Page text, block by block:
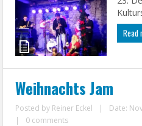
Read
Weihnachts Jam
Posted by Reiner Eckel |
Date:
|
0 comments